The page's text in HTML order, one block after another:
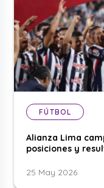
FÚTBOL
Alianza Lima
posiciones y
25 May 2026